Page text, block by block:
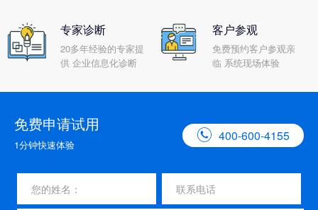
专家诊断
20多年经验的专家提
供 企业信息化诊断
客户参观
免费预约客户参观亲
临 系统现场体验
免费申请试用
1分钟快速体验
 400-600-4155